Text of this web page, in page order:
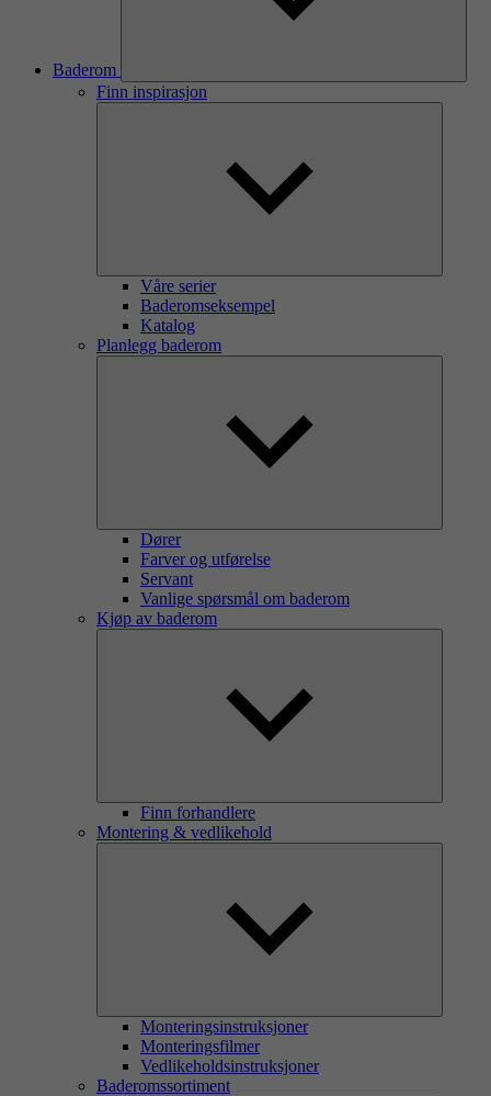
Baderom
Finn inspirasjon
Våre serier
Baderomseksempel
Katalog
Planlegg baderom
Dører
Farver og utførelse
Servant
Vanlige spørsmål om baderom
Kjøp av baderom
Finn forhandlere
Montering & vedlikehold
Monteringsinstruksjoner
Monteringsfilmer
Vedlikeholdsinstruksjoner
Baderomssortiment